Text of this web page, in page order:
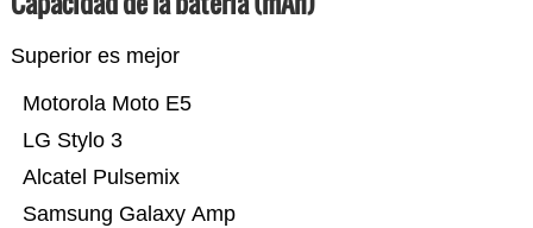
Superior es mejor
Samsung Galaxy Amp
Alcatel Pulsemix
LG Stylo 3
Motorola Moto E5